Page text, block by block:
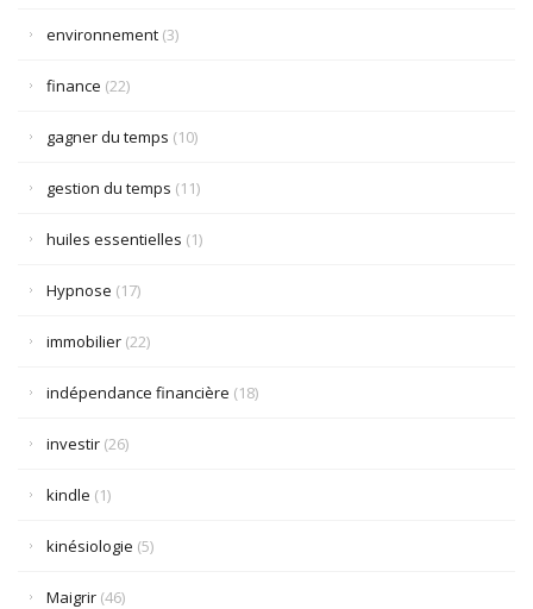
environnement (3)
finance (22)
gagner du temps (10)
gestion du temps (11)
huiles essentielles (1)
Hypnose (17)
immobilier (22)
indépendance financière (18)
investir (26)
kindle (1)
kinésiologie (5)
Maigrir (46)